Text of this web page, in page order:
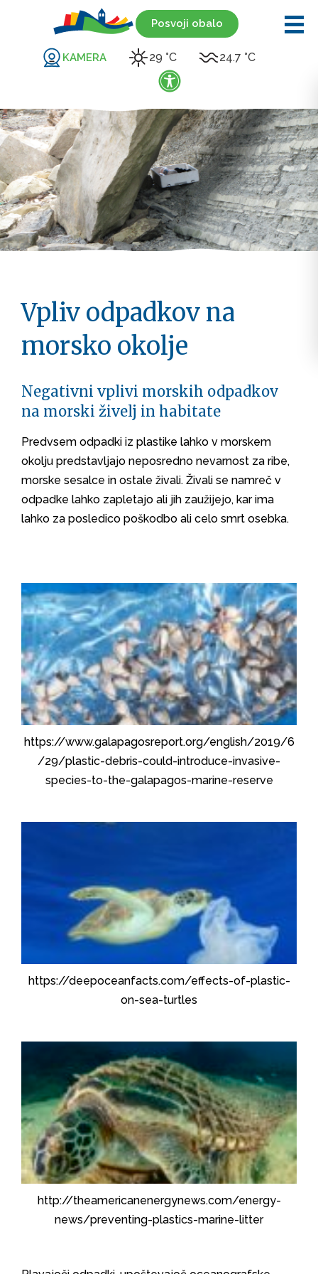
Posvoji obalo
KAMERA 29 °C 24.7 °C
Vpliv odpadkov na
morsko okolje
Negativni vplivi morskih odpadkov
na morski živelj in habitate
Predvsem odpadki iz plastike lahko v morskem
okolju predstavljajo neposredno nevarnost za ribe,
morske sesalce in ostale živali. Živali se namreč v
odpadke lahko zapletajo ali jih zaužijejo, kar ima
lahko za posledico poškodbo ali celo smrt osebka.
https://www.galapagosreport.org/english/2019/6
/29/plastic-debris-could-introduce-invasive-
species-to-the-galapagos-marine-reserve
https://deepoceanfacts.com/effects-of-plastic-
on-sea-turtles
http://theamericanenergynews.com/energy-
news/preventing-plastics-marine-litter